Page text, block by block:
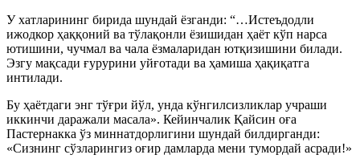
У хатларининг бирида шундай ёзганди: “…Истеъдодли
ижодкор ҳаққоний ва тўлақонли ёзишидан ҳаёт кўп нарса
ютишини, чучмал ва чала ёзмаларидан ютқизишини билади.
Эзгу мақсади ғурурини уйғотади ва ҳамиша ҳақиқатга
интилади.
Бу ҳаётдаги энг тўғри йўл, унда кўнгилсизликлар учраши
иккинчи даражали масала». Кейинчалик Қайсин оға
Пастернакка ўз миннатдорлигини шундай билдирганди:
«Сизнинг сўзларингиз оғир дамларда мени тумордай асради!»